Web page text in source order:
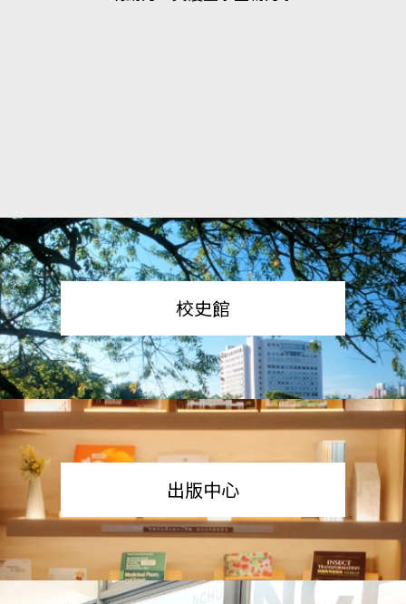
校史館
出版中心